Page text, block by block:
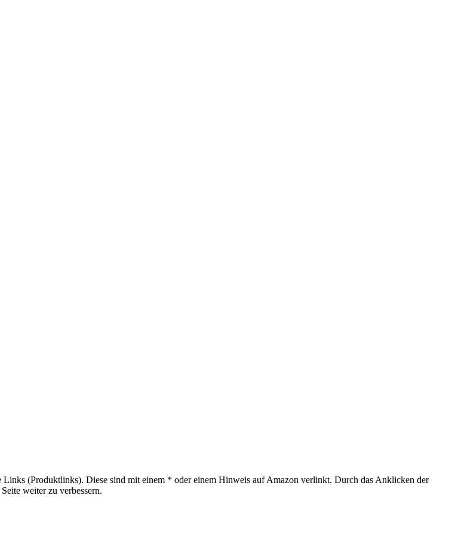
(Produktlinks). Diese sind mit einem * oder einem Hinweis auf Amazon verlinkt. Durch das Anklicken der
weiter zu verbessern.